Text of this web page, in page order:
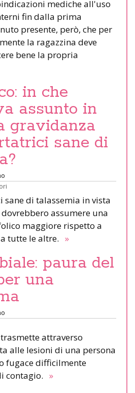
mediche all'uso
fin dalla prima
presente, però, che per
la ragazzina deve
bene la propria
in che
assunto in
gravidanza
sane di
sane di talassemia in vista
assumere una
maggiore rispetto a
tutte le altre. »
paura del
una
attraverso
alle lesioni di una persona
fugace difficilmente
contagio. »